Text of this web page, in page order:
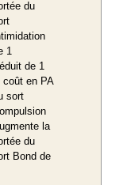
du
1
de 1
coût en PA
sort
la
du
Bond de